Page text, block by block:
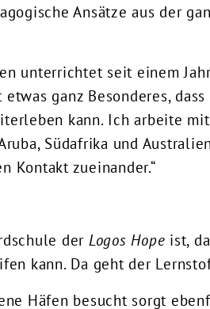
Ansätze aus der
unterrichtet seit einem
etwas ganz Besonderes,
kann. Ich arbeite
Südafrika und
Kontakt zueinander.“
der Logos Hope ist,
kann. Da geht der
Häfen besucht sorgt